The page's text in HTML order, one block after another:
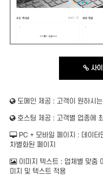
사
도메인 제공 : 고객이 원하시
호스팅 제공 : 고객별 업종에
PC + 모바일 페이지 : 데이터
차별화된 페이지
이미지 텍스트 : 업체별 맞춤
미지 및 텍스트 적용